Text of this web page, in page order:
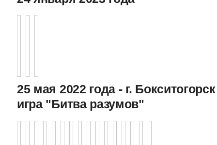
25 мая 2022 года - г.
игра "Битва разумов"